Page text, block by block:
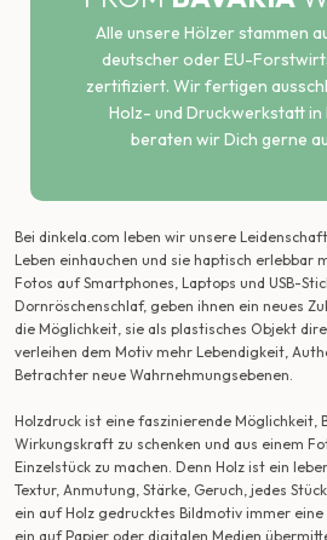
Alle unsere Hölzer stammen
deutscher oder EU-
zertifiziert. Wir fertigen
Holz- und Druckwerkstatt in
beraten wir Dich gerne
Bei dinkela.com leben wir unsere
Leben einhauchen und sie haptisch erlebbar
Fotos auf Smartphones, Laptops und USB-
Dornröschenschlaf, geben ihnen ein neues
die Möglichkeit, sie als plastisches Objekt
verleihen dem Motiv mehr Lebendigkeit,
Betrachter neue Wahrnehmungsebenen.
Holzdruck ist eine faszinierende Möglichkeit,
Wirkungskraft zu schenken und aus einem
Einzelstück zu machen. Denn Holz ist ein
Textur, Anmutung, Stärke, Geruch, jedes
ein auf Holz gedrucktes Bildmotiv immer
ein auf Papier oder digitalen Medien